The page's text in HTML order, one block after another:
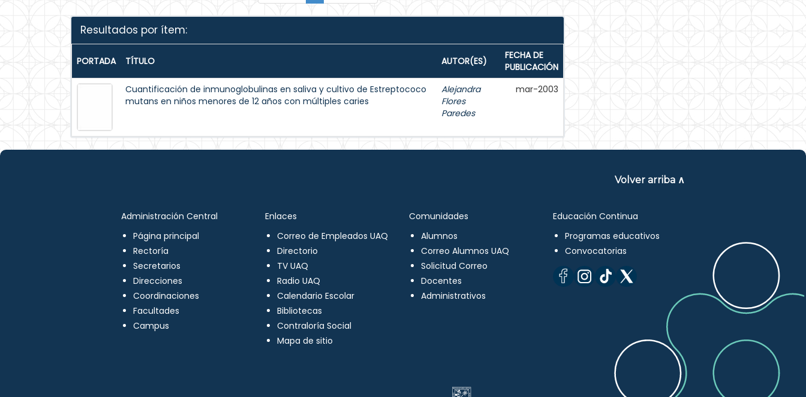
Resultados por ítem:
PORTADA TÍTULO AUTOR(ES)
FECHA DE
PUBLICACIÓN
Cuantificación de inmunoglobulinas en saliva y cultivo de Estreptococo
mutans en niños menores de 12 años con múltiples caries
Alejandra
Flores
Paredes
mar-2003
Volver arriba ∧
Administración Central
Página principal
Rectoría
Secretarios
Direcciones
Coordinaciones
Facultades
Campus
Enlaces
Correo de Empleados UAQ
Directorio
TV UAQ
Radio UAQ
Calendario Escolar
Bibliotecas
Contraloría Social
Mapa de sitio
Comunidades
Alumnos
Correo Alumnos UAQ
Solicitud Correo
Docentes
Administrativos
Educación Continua
Programas educativos
Convocatorias